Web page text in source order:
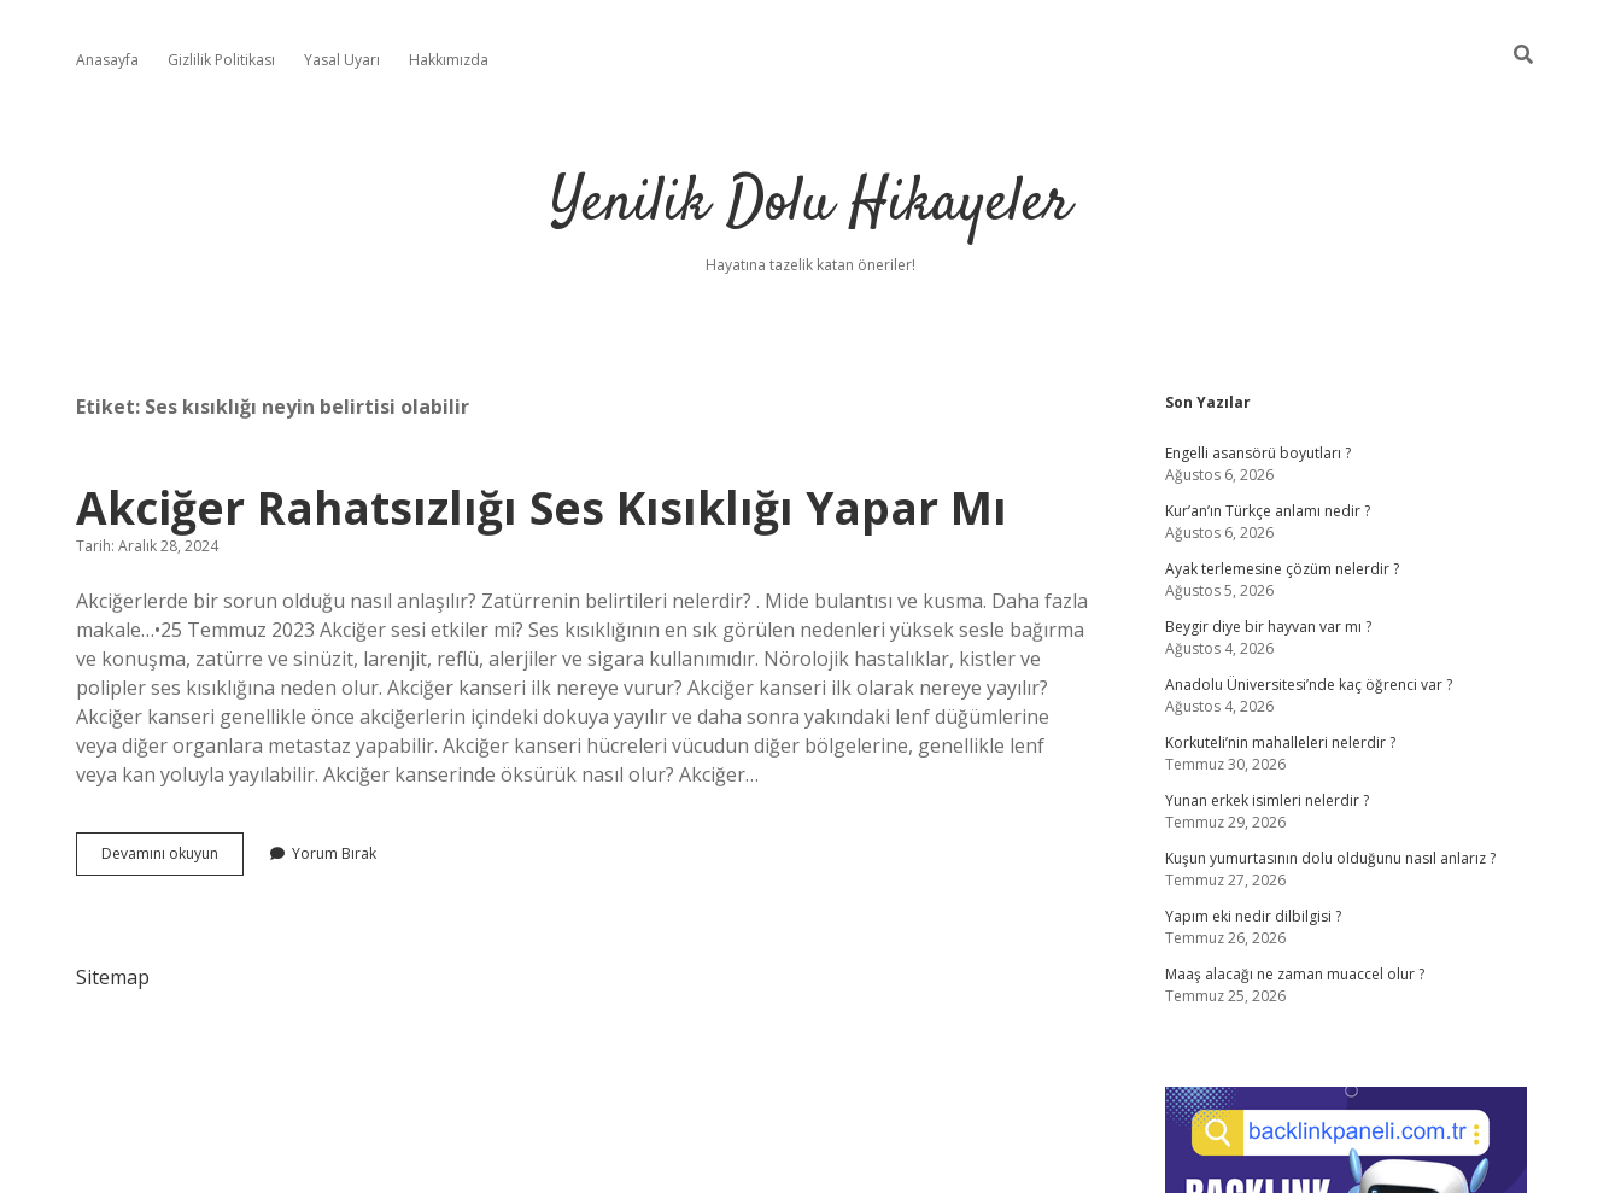
Anasayfa Gizlilik Politikası Yasal Uyarı Hakkımızda
Yenilik Dolu Hikayeler
Hayatına tazelik katan öneriler!
Etiket: Ses kısıklığı neyin belirtisi olabilir
Akciğer Rahatsızlığı Ses Kısıklığı Yapar Mı
Tarih: Aralık 28, 2024
Akciğerlerde bir sorun olduğu nasıl anlaşılır? Zatürrenin belirtileri nelerdir? . Mide bulantısı ve kusma. Daha fazla
makale…•25 Temmuz 2023 Akciğer sesi etkiler mi? Ses kısıklığının en sık görülen nedenleri yüksek sesle bağırma
ve konuşma, zatürre ve sinüzit, larenjit, reflü, alerjiler ve sigara kullanımıdır. Nörolojik hastalıklar, kistler ve
polipler ses kısıklığına neden olur. Akciğer kanseri ilk nereye vurur? Akciğer kanseri ilk olarak nereye yayılır?
Akciğer kanseri genellikle önce akciğerlerin içindeki dokuya yayılır ve daha sonra yakındaki lenf düğümlerine
veya diğer organlara metastaz yapabilir. Akciğer kanseri hücreleri vücudun diğer bölgelerine, genellikle lenf
veya kan yoluyla yayılabilir. Akciğer kanserinde öksürük nasıl olur? Akciğer…
Devamını okuyun
Rahatsızlığı
Yorum Bırak
Sitemap
Sidebar
Son Yazılar
Engelli asansörü boyutları ?
Ağustos 6, 2026
Kur’an’ın Türkçe anlamı nedir ?
Ağustos 6, 2026
Ayak terlemesine çözüm nelerdir ?
Ağustos 5, 2026
Beygir diye bir hayvan var mı ?
Ağustos 4, 2026
Anadolu Üniversitesi’nde kaç öğrenci var ?
Ağustos 4, 2026
Korkuteli’nin mahalleleri nelerdir ?
Temmuz 30, 2026
Yunan erkek isimleri nelerdir ?
Temmuz 29, 2026
Kuşun yumurtasının dolu olduğunu nasıl anlarız ?
Temmuz 27, 2026
Yapım eki nedir dilbilgisi ?
Temmuz 26, 2026
Maaş alacağı ne zaman muaccel olur ?
Temmuz 25, 2026